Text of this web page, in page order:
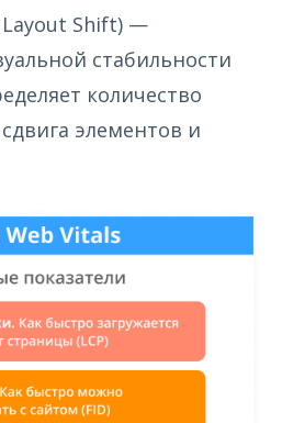
Layout Shift) —
стабильности
количество
элементов и